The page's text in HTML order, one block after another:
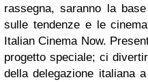
rassegna, saranno la
sulle tendenze e le
Italian Cinema Now.
progetto speciale; ci
della delegazione italiana